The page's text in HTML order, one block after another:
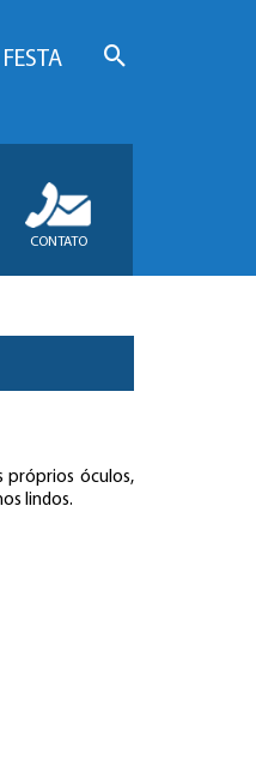
CONTATO
próprios óculos,
lindos.